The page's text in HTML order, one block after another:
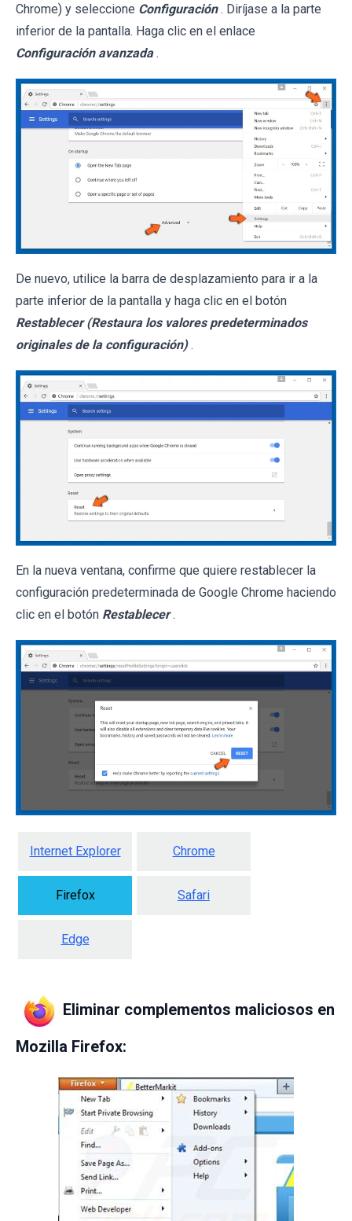
Chrome) y seleccione Configuración . Diríjase a la parte
inferior de la pantalla. Haga clic en el enlace
Configuración avanzada .
De nuevo, utilice la barra de desplazamiento para ir a la
parte inferior de la pantalla y haga clic en el botón
Restablecer (Restaura los valores predeterminados
originales de la configuración) .
En la nueva ventana, confirme que quiere restablecer la
configuración predeterminada de Google Chrome haciendo
clic en el botón Restablecer .
Internet Explorer Chrome
Firefox Safari
Edge
Eliminar complementos maliciosos en
Mozilla Firefox: